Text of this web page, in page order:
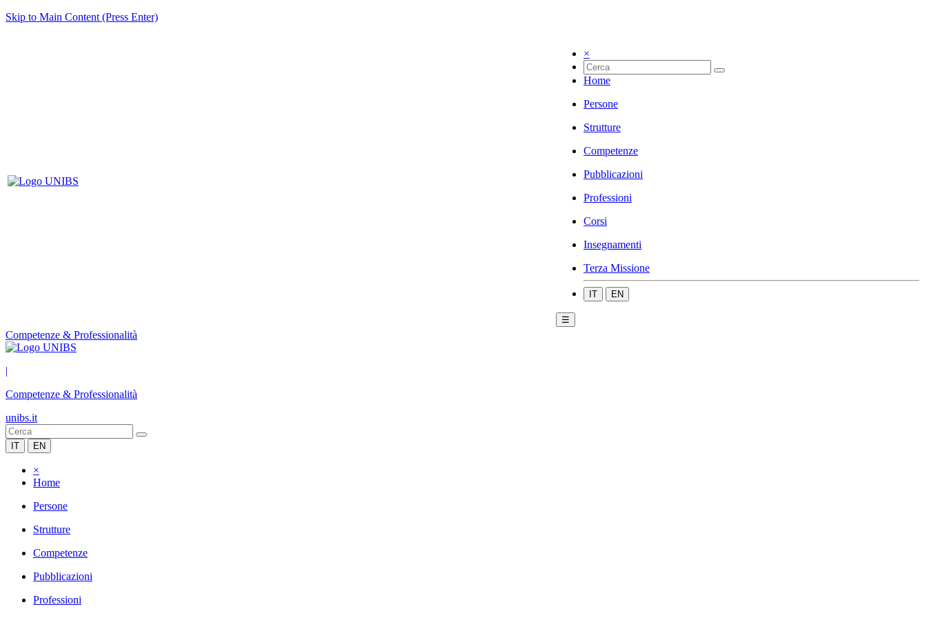
Skip to Main Content (Press Enter)
×
Home
Persone
Strutture
Competenze
Pubblicazioni
Professioni
Corsi
Insegnamenti
Terza Missione
IT EN
☰
Competenze & Professionalità
|
Competenze & Professionalità
unibs.it
IT EN
×
Home
Persone
Strutture
Competenze
Pubblicazioni
Professioni